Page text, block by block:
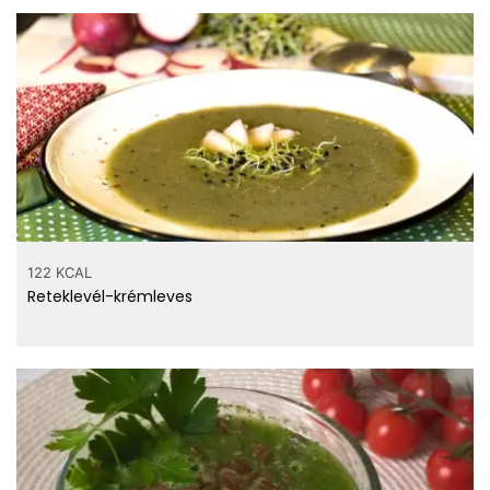
Magnézium 36 mg
Foszfor 66 mg
Nátrium
Cink 0.41 mg
Réz 0.171 mg
Mangán 0.342 mg
Szelén 0.5 µg
szénhidrát
cukor 0.71 g
víz 85.6 g
122 KCAL
Reteklevél-krémleves